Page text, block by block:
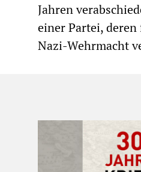
Jahren
einer Partei,
Nazi-Wehrmacht